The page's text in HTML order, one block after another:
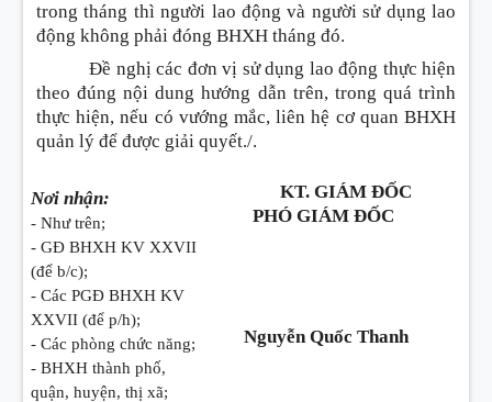
trong tháng thì người lao động và người sử dụng lao
động không phải đóng BHXH tháng đó.
Đề nghị các đơn vị sử dụng lao động thực hiện
theo đúng nội dung hướng dẫn trên, trong quá trình
thực hiện, nếu có vướng mắc, liên hệ cơ quan BHXH
quản lý để được giải quyết./.
Nơi nhận:
- Như trên;
- GĐ BHXH KV XXVII
(để b/c);
- Các PGĐ BHXH KV
XXVII (để p/h);
- Các phòng chức năng;
- BHXH thành phố,
quận, huyện, thị xã;
KT. GIÁM ĐỐC
PHÓ GIÁM ĐỐC
Nguyễn Quốc Thanh